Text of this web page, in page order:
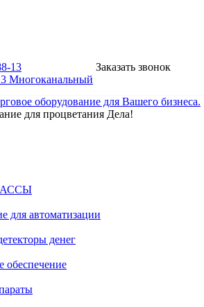
13
Многоканальный
Заказать звонок
для процветания Дела!
для автоматизации
денег
обеспечение